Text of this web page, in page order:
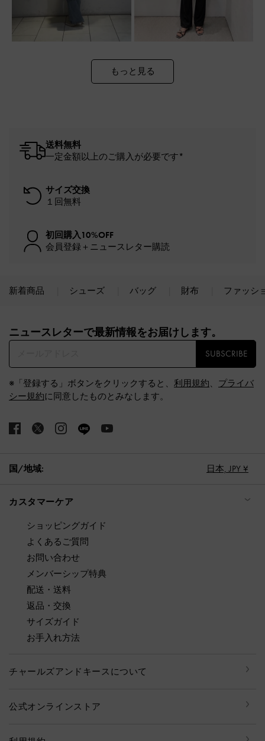
もっと見る
送料無料
一定金額以上のご購入が必要です*
サイズ交換
１回無料
初回購入10%OFF
会員登録＋ニュースレター購読
新着商品 シューズ バッグ 財布 ファッシ
ニュースレターで最新情報をお届けします。​
SUBSCRIBE
※「登録する」ボタンをクリックすると、 利用規約、 プライバ
シー規約に同意したものとみなします。
国/地域: 日本, JPY ¥
カスタマーケア
ショッピングガイド
よくあるご質問
お問い合わせ
メンバーシップ特典
配送・送料
返品・交換
サイズガイド
お手入れ方法
チャールズアンドキースについて
公式オンラインストア